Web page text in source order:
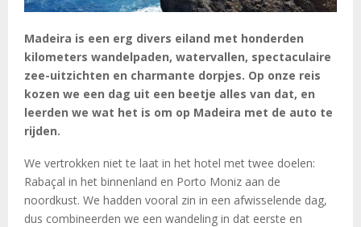
Madeira is een erg divers eiland met honderden
kilometers wandelpaden, watervallen, spectaculaire
zee-uitzichten en charmante dorpjes. Op onze reis
kozen we een dag uit een beetje alles van dat, en
leerden we wat het is om op Madeira met de auto te
rijden.
We vertrokken niet te laat in het hotel met twee doelen:
Rabaçal in het binnenland en Porto Moniz aan de
noordkust. We hadden vooral zin in een afwisselende dag,
dus combineerden we een wandeling in dat eerste en